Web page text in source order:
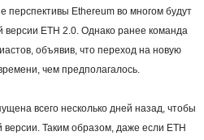
перспективы Ethereum во многом будут
версии ETH 2.0. Однако ранее команда
объявив, что переход на новую
чем предполагалось.
всего несколько дней назад, чтобы
версии. Таким образом, даже если ETH